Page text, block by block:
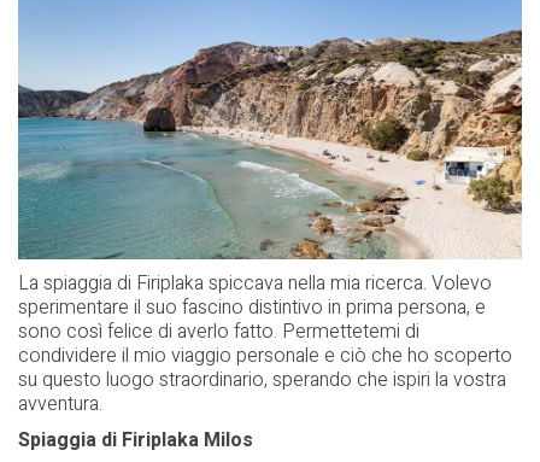
La spiaggia di Firiplaka spiccava nella mia ricerca. Volevo
sperimentare il suo fascino distintivo in prima persona, e
sono così felice di averlo fatto. Permettetemi di
condividere il mio viaggio personale e ciò che ho scoperto
su questo luogo straordinario, sperando che ispiri la vostra
avventura.
Spiaggia di Firiplaka Milos